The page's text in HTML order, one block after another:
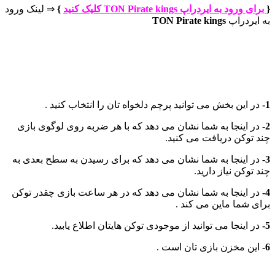
{ برای ورود به ایردراپ TON Pirate kings کلیک کنید } ⇒ لینک ورود
به ایردراپ TON Pirate kings
1- در این بخش می توانید پرچم دلخواه تان را انتخاب کنید .
2- در اینجا به شما نشان می دهد که با هر ضربه روی لوگوی بازی
چند توکن دریافت می کنید.
3- در اینجا به شما نشان می دهد که برای رسیدن به سطح بعدی به
چند توکن نیاز دارید.
4- در اینجا به شما نشان می دهد که در هر ساعت بازی چقدر توکن
برای شما ماین می کند .
5- در اینجا می توانید از موجودی توکن هایتان اطلاع یابید.
6- این مخزن بازی تان است .